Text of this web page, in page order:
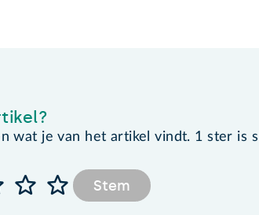
wat je van het artikel vindt. 1 ster is
Stem